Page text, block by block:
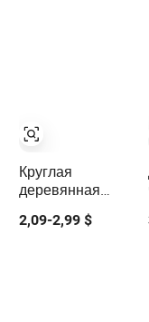
Круглая
деревянная
доска из акации,
2,09-2,99 $